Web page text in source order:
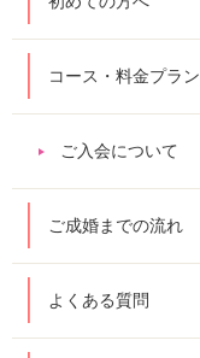
コース・料金プラン
ご入会について
ご成婚までの流れ
よくある質問